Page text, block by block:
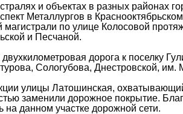
и объектах в разных
Металлургов в
магистрали по улице Колосовой
и Песчаной.
дорога к поселку
Сологубова, Днестровской,
улицы Латошинская,
заменили дорожное покрытие.
на данном участке дорожной сети.